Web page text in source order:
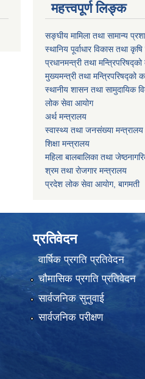
महत्त्वपूर्ण लिङ्क
सङ्घीय मामिला तथा सामान्य
स्थानिय पूर्वाधार विकास तथा
प्रधानमन्त्री तथा मन्त्रिपरिषद्को
मुख्यमन्त्री तथा मन्त्रिपरिषद्को
स्थानीय शासन तथा सामुदायिक
लोक सेवा आयोग
अर्थ मन्त्रालय
स्वास्थ्य तथा जनस‌ंख्या मन्त्रालय
शिक्षा मन्त्रालय
महिला बालबालिका तथा
श्रम तथा राेजगार मन्त्रालय
प्रदेश लोक सेवा आयाेग, बागमती
प्रतिवेदन
वार्षिक प्रगति प्रतिवेदन
चौमासिक प्रगति प्रतिवेदन
सार्वजनिक सुनुवाई
सार्वजनिक परीक्षण